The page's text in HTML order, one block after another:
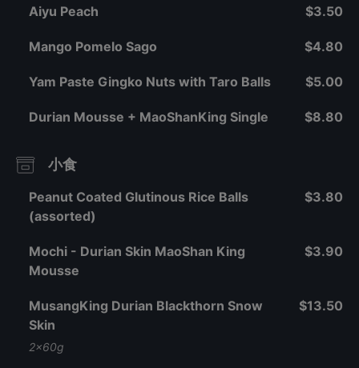
Aiyu Peach $3.50
Mango Pomelo Sago $4.80
Yam Paste Gingko Nuts with Taro Balls $5.00
Durian Mousse + MaoShanKing Single $8.80
小食
Peanut Coated Glutinous Rice Balls
(assorted)
$3.80
Mochi - Durian Skin MaoShan King
Mousse
$3.90
MusangKing Durian Blackthorn Snow
Skin
2x60g
$13.50